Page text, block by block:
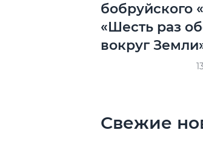
бобруйского
«Шесть раз
вокруг
Свежие